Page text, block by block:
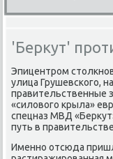
'Беркут'
Эпицентром
улица Грушевского,
правительственные
«силοвοго крыла»
спецназ МВД
путь в
Именно отсюда